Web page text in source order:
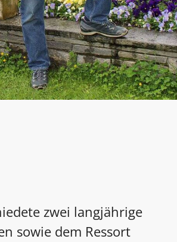
zwei langjährige
sowie dem Ressort